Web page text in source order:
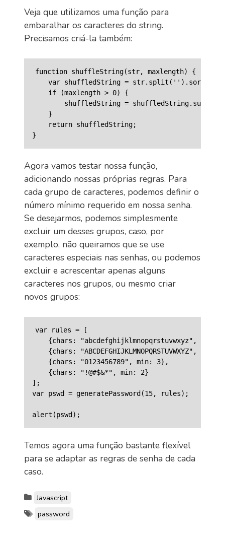
Veja que utilizamos uma função para
embaralhar os caracteres do string.
Precisamos criá-la também:
function shuffleString(str, maxlength) {
var shuffledString =
    if (maxlength > 0) {
shuffledString =
    }
    return shuffledString;
Agora vamos testar nossa função,
adicionando nossas próprias regras. Para
cada grupo de caracteres, podemos definir o
número mínimo requerido em nossa senha.
Se desejarmos, podemos simplesmente
excluir um desses grupos, caso, por
exemplo, não queiramos que se use
caracteres especiais nas senhas, ou podemos
excluir e acrescentar apenas alguns
caracteres nos grupos, ou mesmo criar
novos grupos:
var rules = [
{chars: "abcdefghijklmnopqrstuvwxyz", min:
{chars: "ABCDEFGHIJKLMNOPQRSTUVWXYZ", min:
    {chars: "0123456789", min: 3},
    {chars: "!@#$&*", min: 2}
];
var pswd = generatePassword(15, rules);
Temos agora uma função bastante flexível
para se adaptar as regras de senha de cada
caso.
Javascript
password